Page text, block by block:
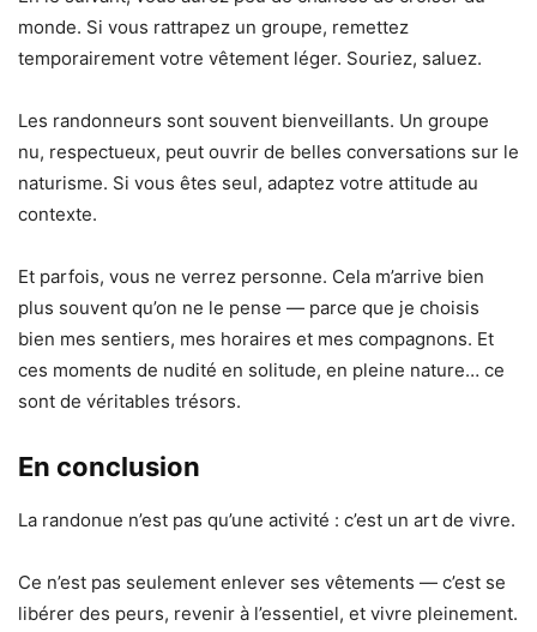
monde. Si vous rattrapez un groupe, remettez
temporairement votre vêtement léger. Souriez, saluez.
Les randonneurs sont souvent bienveillants. Un groupe
nu, respectueux, peut ouvrir de belles conversations sur le
naturisme. Si vous êtes seul, adaptez votre attitude au
contexte.
Et parfois, vous ne verrez personne. Cela m’arrive bien
plus souvent qu’on ne le pense — parce que je choisis
bien mes sentiers, mes horaires et mes compagnons. Et
ces moments de nudité en solitude, en pleine nature… ce
sont de véritables trésors.
En conclusion
La randonue n’est pas qu’une activité : c’est un art de vivre.
Ce n’est pas seulement enlever ses vêtements — c’est se
libérer des peurs, revenir à l’essentiel, et vivre pleinement.